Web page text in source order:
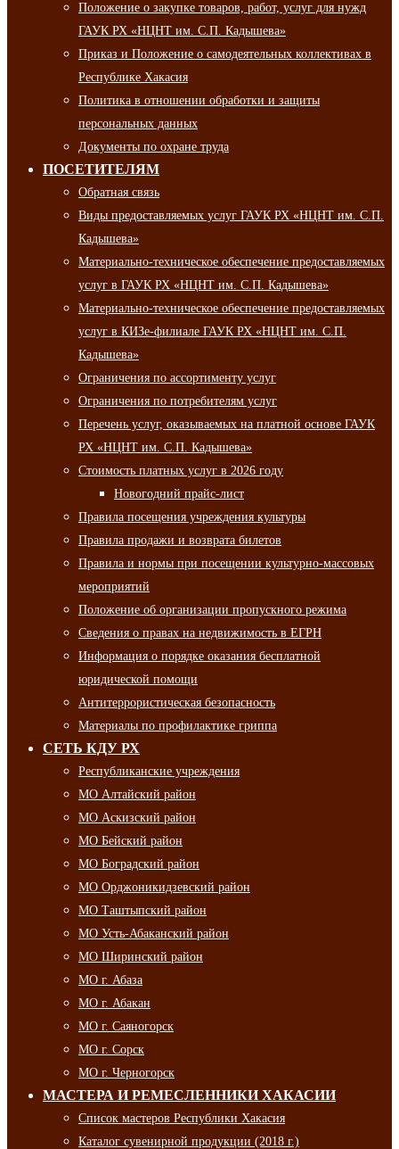
Положение о закупке товаров, работ, услуг для нужд
ГАУК РХ «НЦНТ им. С.П. Кадышева»
Приказ и Положение о самодеятельных коллективах в
Республике Хакасия
Политика в отношении обработки и защиты
персональных данных
Документы по охране труда
ПОСЕТИТЕЛЯМ
Обратная связь
Виды предоставляемых услуг ГАУК РХ «НЦНТ им. С.П.
Кадышева»
Материально-техническое обеспечение предоставляемых
услуг в ГАУК РХ «НЦНТ им. С.П. Кадышева»
Материально-техническое обеспечение предоставляемых
услуг в КИЗе-филиале ГАУК РХ «НЦНТ им. С.П.
Кадышева»
Ограничения по ассортименту услуг
Ограничения по потребителям услуг
Перечень услуг, оказываемых на платной основе ГАУК
РХ «НЦНТ им. С.П. Кадышева»
Стоимость платных услуг в 2026 году
Новогодний прайс-лист
Правила посещения учреждения культуры
Правила продажи и возврата билетов
Правила и нормы при посещении культурно-массовых
мероприятий
Положение об организации пропускного режима
Сведения о правах на недвижимость в ЕГРН
Информация о порядке оказания бесплатной
юридической помощи
Антитеррористическая безопасность
Материалы по профилактике гриппа
СЕТЬ КДУ РХ
Республиканские учреждения
МО Алтайский район
МО Аскизский район
МО Бейский район
МО Боградский район
МО Орджоникидзевский район
МО Таштыпский район
МО Усть-Абаканский район
МО Ширинский район
МО г. Абаза
МО г. Абакан
МО г. Саяногорск
МО г. Сорск
МО г. Черногорск
МАСТЕРА И РЕМЕСЛЕННИКИ ХАКАСИИ
Список мастеров Республики Хакасия
Каталог сувенирной продукции (2018 г.)